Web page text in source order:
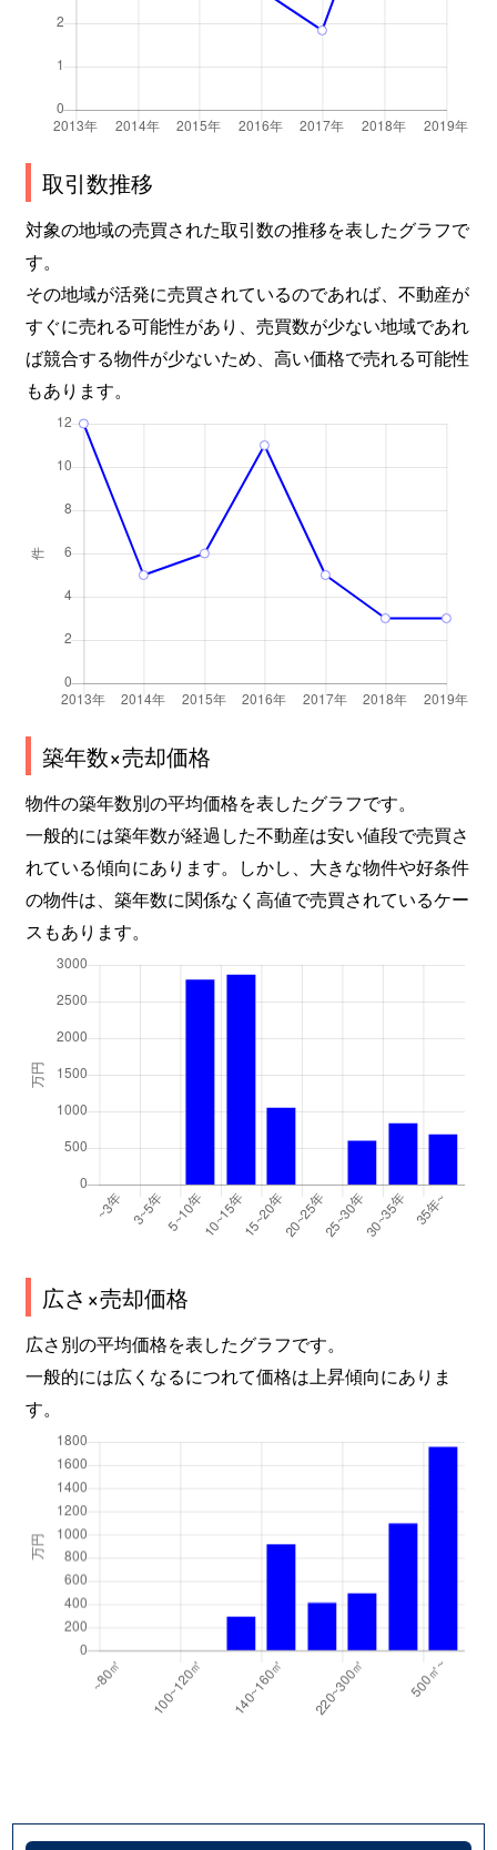
取引数推移
対象の地域の売買された取引数の推移を表したグラフで
す。
その地域が活発に売買されているのであれば、不動産が
すぐに売れる可能性があり、売買数が少ない地域であれ
ば競合する物件が少ないため、高い価格で売れる可能性
もあります。
築年数×売却価格
物件の築年数別の平均価格を表したグラフです。
一般的には築年数が経過した不動産は安い値段で売買さ
れている傾向にあります。しかし、大きな物件や好条件
の物件は、築年数に関係なく高値で売買されているケー
スもあります。
広さ×売却価格
広さ別の平均価格を表したグラフです。
一般的には広くなるにつれて価格は上昇傾向にありま
す。